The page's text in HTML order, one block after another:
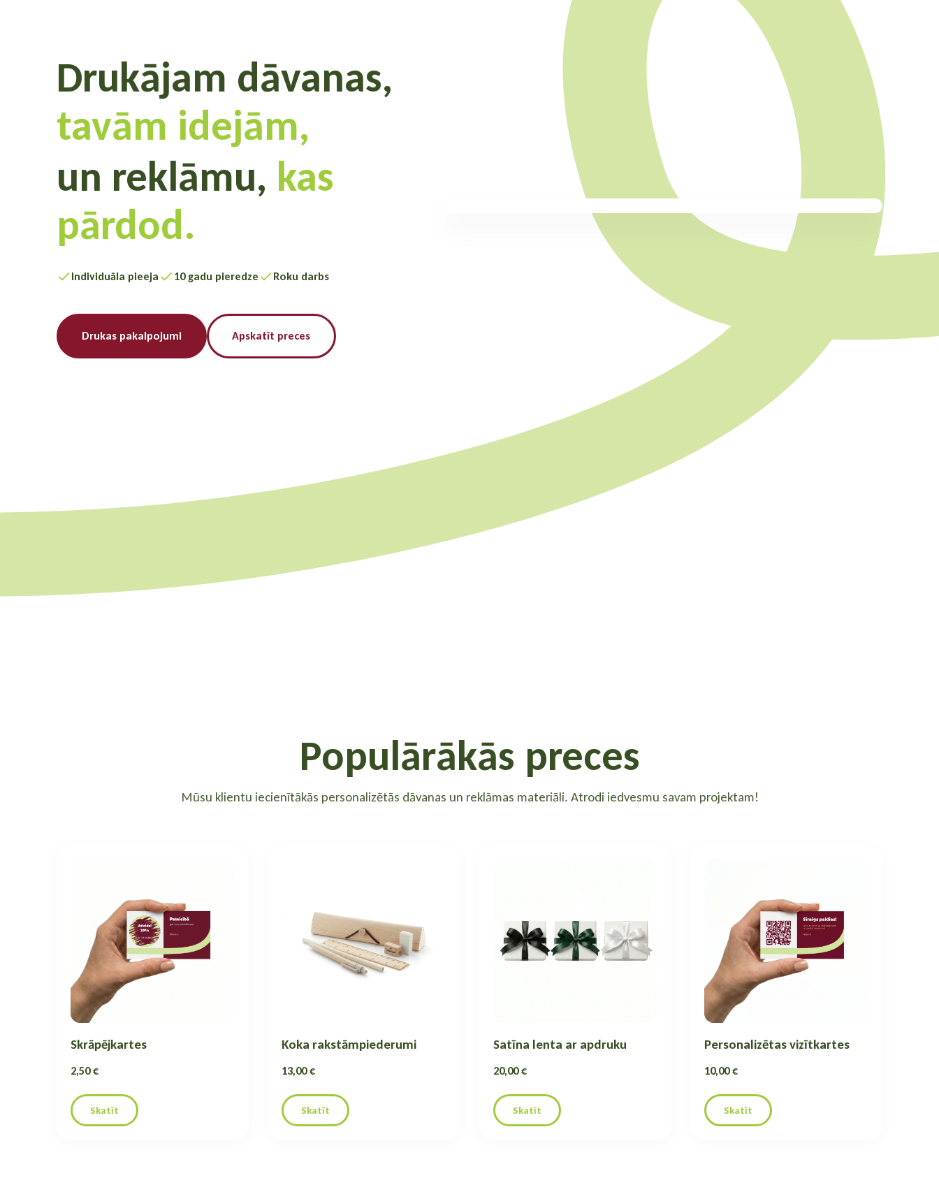
Drukājam dāvanas,
kas priecē,
un reklāmu, kas
pārdod.
Individuāla pieeja 10 gadu pieredze Roku darbs
Drukas pakalpojumi Apskatīt preces
Populārākās preces
Mūsu klientu iecienītākās personalizētās dāvanas un reklāmas materiāli. Atrodi iedvesmu savam projektam!
Skrāpējkartes
2,50 €
Skatīt
Koka rakstāmpiederumi
13,00 €
Skatīt
Satīna lenta ar apdruku
20,00 €
Skatīt
Personalizētas vizītkartes
10,00 €
Skatīt